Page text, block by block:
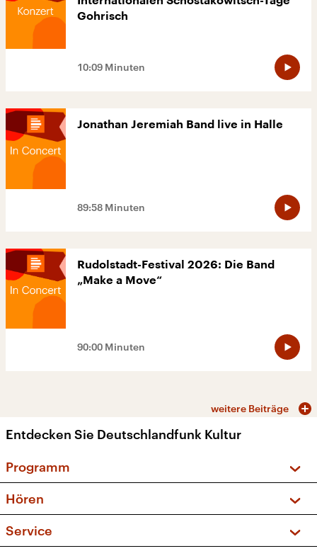
Gohrisch
10:09 Minuten
Jonathan Jeremiah Band live in Halle
89:58 Minuten
Rudolstadt-Festival 2026: Die Band
„Make a Move“
90:00 Minuten
weitere Beiträge
Entdecken Sie Deutschlandfunk Kultur
Programm
Sendungen und Podcasts
Musikliste
Hören
Frequenzen (UKW + DAB+)
Service